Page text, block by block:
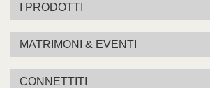
I PRODOTTI
MATRIMONI & EVENTI
CONNETTITI